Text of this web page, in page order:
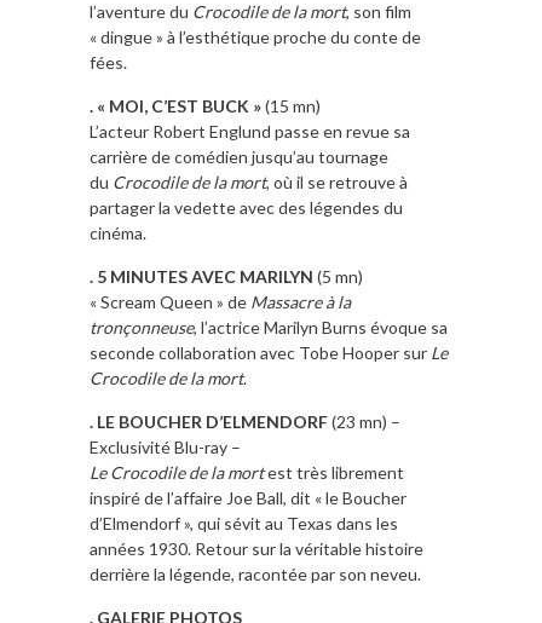
l’aventure du Crocodile de la mort, son film
« dingue » à l’esthétique proche du conte de
fées.
. « MOI, C’EST BUCK »(15 mn)
L’acteur Robert Englund passe en revue sa
carrière de comédien jusqu’au tournage
du Crocodile de la mort, où il se retrouve à
partager la vedette avec des légendes du
cinéma.
. 5 MINUTES AVEC MARILYN (5 mn)
« Scream Queen » de Massacre à la
tronçonneuse, l’actrice Marilyn Burns évoque sa
seconde collaboration avec Tobe Hooper sur Le
Crocodile de la mort.
. LE BOUCHER D’ELMENDORF(23 mn) –
Exclusivité Blu-ray –
Le Crocodile de la mortest très librement
inspiré de l’affaire Joe Ball, dit « le Boucher
d’Elmendorf », qui sévit au Texas dans les
années 1930. Retour sur la véritable histoire
derrière la légende, racontée par son neveu.
. GALERIE PHOTOS